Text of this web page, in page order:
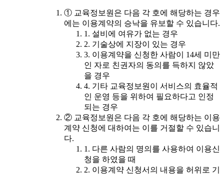
① 교육정보원은 다음 각 호에 해당하는 경우
에는 이용계약의 승낙을 유보할 수 있습니다.
1. 설비에 여유가 없는 경우
2. 기술상에 지장이 있는 경우
3. 이용계약을 신청한 사람이 14세 미만
인 자로 친권자의 동의를 득하지 않았
을 경우
4. 기타 교육정보원이 서비스의 효율적
인 운영 등을 위하여 필요하다고 인정
되는 경우
② 교육정보원은 다음 각 호에 해당하는 이용
계약 신청에 대하여는 이를 거절할 수 있습니
다.
1. 다른 사람의 명의를 사용하여 이용신
청을 하였을 때
2. 이용계약 신청서의 내용을 허위로 기